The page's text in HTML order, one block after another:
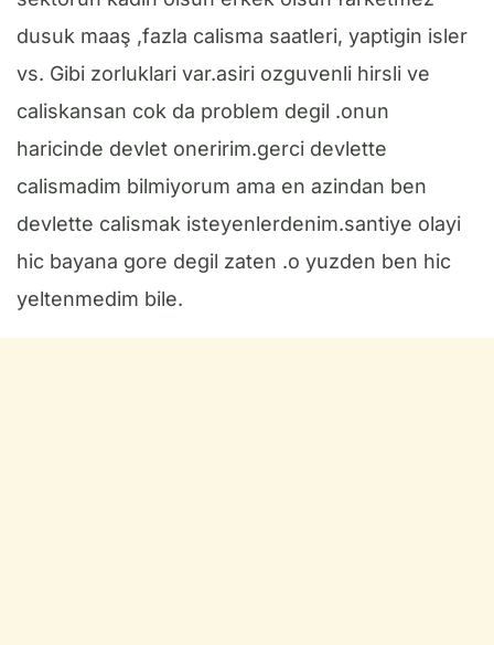
dusuk maaş ,fazla calisma saatleri, yaptigin isler
vs. Gibi zorluklari var.asiri ozguvenli hirsli ve
caliskansan cok da problem degil .onun
haricinde devlet oneririm.gerci devlette
calismadim bilmiyorum ama en azindan ben
devlette calismak isteyenlerdenim.santiye olayi
hic bayana gore degil zaten .o yuzden ben hic
yeltenmedim bile.